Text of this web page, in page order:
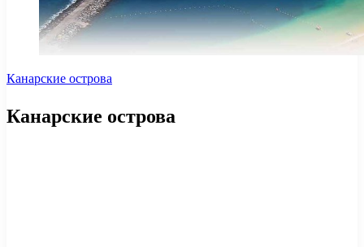
Канарские острова
Канарские острова